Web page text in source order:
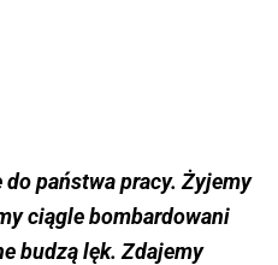
państwa pracy. Żyjemy
ciągle bombardowani
budzą lęk. Zdajemy